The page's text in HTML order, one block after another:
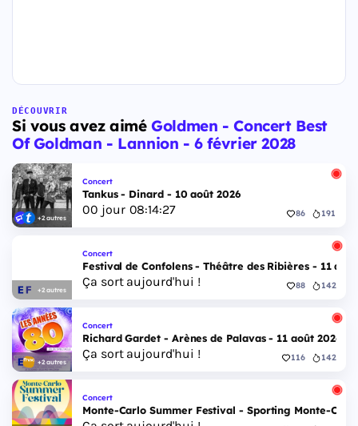
DÉCOUVRIR
Si vous avez aiméGoldmen - Concert Best
Of Goldman - Lannion - 6 février 2028
+2 autres
Concert
Tankus - Dinard - 10 août 2026
00 jour 08:14:27 86 191
+2 autres
Concert
Festival de Confolens - Théâtre des Ribières - 11
Ça sort aujourd'hui ! 88 142
+2 autres
Concert
Richard Gardet - Arènes de Palavas - 11 août 2026
Ça sort aujourd'hui ! 116 142
Concert
Monte-Carlo Summer Festival - Sporting Monte-